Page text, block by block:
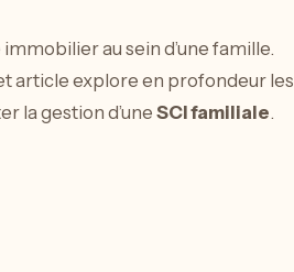
au sein d’une famille.
article explore en profondeur les
la gestion d’une SCI familiale.